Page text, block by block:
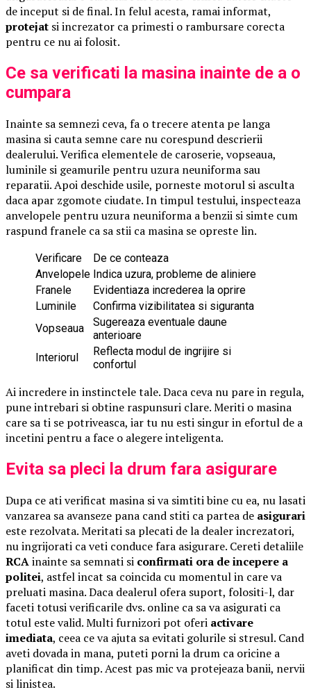
de inceput si de final. In felul acesta, ramai informat,
protejat si increzator ca primesti o rambursare corecta
pentru ce nu ai folosit.
Ce sa verificati la masina inainte de a o
cumpara
Inainte sa semnezi ceva, fa o trecere atenta pe langa
masina si cauta semne care nu corespund descrierii
dealerului. Verifica elementele de caroserie, vopseaua,
luminile si geamurile pentru uzura neuniforma sau
reparatii. Apoi deschide usile, porneste motorul si asculta
daca apar zgomote ciudate. In timpul testului, inspecteaza
anvelopele pentru uzura neuniforma a benzii si simte cum
raspund franele ca sa stii ca masina se opreste lin.
Verificare
De ce conteaza
Anvelopele Indica uzura, probleme de aliniere
Franele
Evidentiaza increderea la oprire
Luminile
Confirma vizibilitatea si siguranta
Vopseaua
Sugereaza eventuale daune
anterioare
Interiorul
Reflecta modul de ingrijire si
confortul
Ai incredere in instinctele tale. Daca ceva nu pare in regula,
pune intrebari si obtine raspunsuri clare. Meriti o masina
care sa ti se potriveasca, iar tu nu esti singur in efortul de a
incetini pentru a face o alegere inteligenta.
Evita sa pleci la drum fara asigurare
Dupa ce ati verificat masina si va simtiti bine cu ea, nu lasati
vanzarea sa avanseze pana cand stiti ca partea de asigurari
este rezolvata. Meritati sa plecati de la dealer increzatori,
nu ingrijorati ca veti conduce fara asigurare. Cereti detaliile
RCAinainte sa semnati si confirmati ora de incepere a
politei, astfel incat sa coincida cu momentul in care va
preluati masina. Daca dealerul ofera suport, folositi-l, dar
faceti totusi verificarile dvs. online ca sa va asigurati ca
totul este valid. Multi furnizori pot oferi activare
imediata, ceea ce va ajuta sa evitati golurile si stresul. Cand
aveti dovada in mana, puteti porni la drum ca oricine a
planificat din timp. Acest pas mic va protejeaza banii, nervii
si linistea.